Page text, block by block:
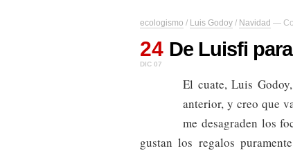
ecologismo / Luis Godoy / Navidad —
24
DIC 07
De Luisfi
El cuate, Luis
anterior, y creo que
me desagraden los
gustan los regalos